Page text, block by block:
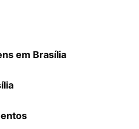
em Brasília